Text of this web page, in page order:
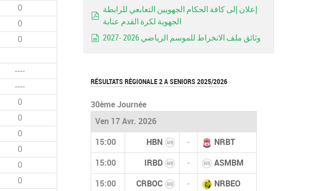
0
0
0
----
----
0
0
0
0
0
0
pdf
إعلان إلى كافة الحكام الجهويين التعابعي للرابطة
الجهوية لكرة القدم عنابة
وثائق ملف الانخراط للموسم الرياضي 2026 -2027
RÉSULTATS RÉGIONALE 2 A SENIORS 2025/2026
30ème Journée
Ven 17 Avr. 2026
15:00 HBN - NRBT
15:00 IRBD - ASMBM
15:00 CRBOC - NRBEO